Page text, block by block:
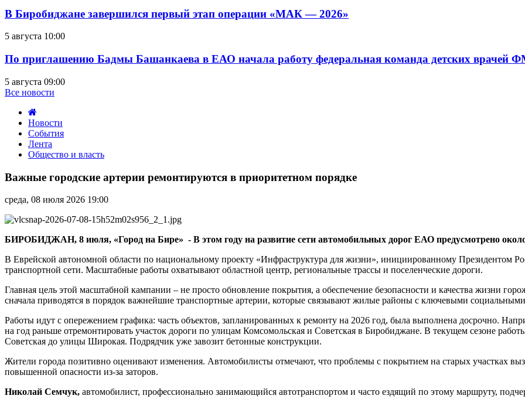
В Биробиджане завершился первый этап операции «МАК — 2026»
5 августа 10:00
По приглашению Бадмы Башанкаева в ЕАО начала работу федеральная команда детских врачей
5 августа 09:00
Все новости
Новости
События
Лента
Общество и власть
городские
ремонтируются
в
приоритетном
порядке
Важные городские артерии ремонтируются в приоритетном порядке
среда, 08 июля 2026 19:00
БИРОБИДЖАН, 8 июля, «Город на Бире» - В этом году на развитие сети автомобильных дорог ЕАО предусмотрено
В Еврейской автономной области по национальному проекту «Инфраструктура для жизни», инициированному Президентом
транспортной сети. Масштабные работы охватывают областной центр, региональные трассы и поселенческие дороги.
Главная цель этой масштабной кампании – не просто обновление покрытия, а обеспечение безопасности и качества жизни
сначала приводятся в порядок важнейшие транспортные артерии, которые связывают жилые районы с ключевыми
Работы идут с опережением графика: часть объектов, запланированных к ремонту на 2026 год, была выполнена досрочно.
на год раньше отремонтировать участок дороги по улицам Комсомольская и Советская в Биробиджане. В текущем сезоне
Советская до улицы Широкая. Подрядчик уже завозит бетонные конструкции.
Жители города позитивно оценивают изменения. Автомобилисты отмечают, что проблемы с покрытием на старых участках
повышенной опасности из-за заторов.
Николай Семчук, автомобилист, профессионально занимающийся автотранспортом и часто ездящий по этому маршруту,